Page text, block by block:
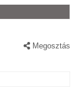
Megosztás